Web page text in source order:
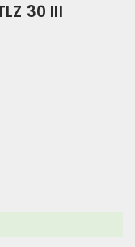
30 III